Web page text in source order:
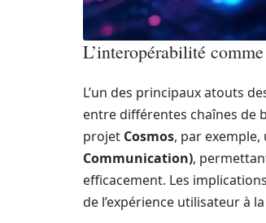
L’interopérabilité
L’un des principaux atouts
entre différentes chaînes de
projet Cosmos, par
Communication),
efficacement. Les
de l’expérience utilisateur à